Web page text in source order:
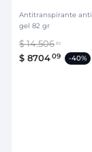
Antitranspirante
gel 82 gr
$14.506 82
$ 870409 -40%